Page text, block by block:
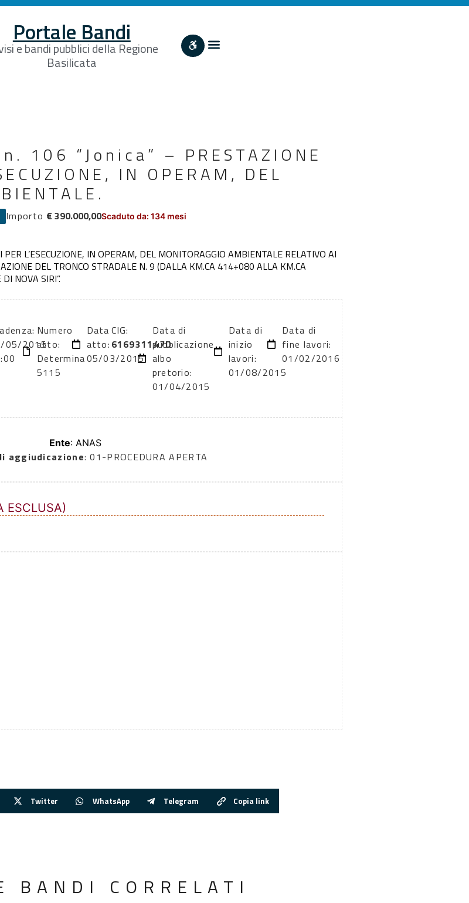
Portale Bandi
e bandi pubblici della Regione
Basilicata
106 “Jonica” – PRESTAZIONE
IN OPERAM, DEL
Importo € 390.000,00Scaduto da: 134 mesi
L’ESECUZIONE, IN OPERAM, DEL MONITORAGGIO AMBIENTALE RELATIVO AI
DEL TRONCO STRADALE N. 9 (DALLA KM.CA 414+080 ALLA KM.CA
NOVA SIRI”.
05/2015
Numero
atto:
Determina
5115
Data
atto:
05/03/2015
CIG:
616931147D
Data di
pubblicazione
albo
pretorio:
01/04/2015
Data di
inizio
lavori:
01/08/2015
Data di
fine lavori:
01/02/2016
Ente: ANAS
aggiudicazione: 01-PROCEDURA APERTA
ESCLUSA)
Twitter WhatsApp Telegram Copia link
BANDI CORRELATI